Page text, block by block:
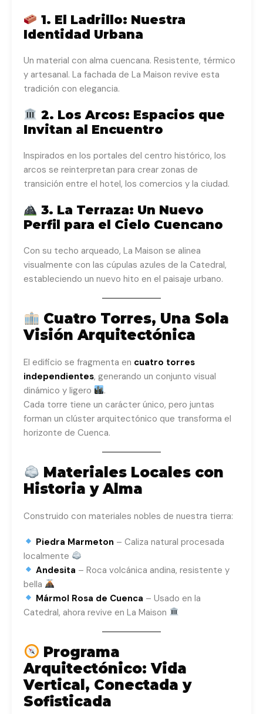
1. El Ladrillo: Nuestra
Identidad Urbana
Un material con alma cuencana. Resistente, térmico
y artesanal. La fachada de La Maison revive esta
tradición con elegancia.
2. Los Arcos: Espacios que
Invitan al Encuentro
Inspirados en los portales del centro histórico, los
arcos se reinterpretan para crear zonas de
transición entre el hotel, los comercios y la ciudad.
3. La Terraza: Un Nuevo
Perfil para el Cielo Cuencano
Con su techo arqueado, La Maison se alinea
visualmente con las cúpulas azules de la Catedral,
estableciendo un nuevo hito en el paisaje urbano.
Cuatro Torres, Una Sola
Visión Arquitectónica
El edificio se fragmenta en cuatro torres
independientes, generando un conjunto visual
dinámico y ligero
.
Cada torre tiene un carácter único, pero juntas
forman un clúster arquitectónico que transforma el
horizonte de Cuenca.
Materiales Locales con
Historia y Alma
Construido con materiales nobles de nuestra tierra:
Piedra Marmeton – Caliza natural procesada
localmente
Andesita – Roca volcánica andina, resistente y
bella
Mármol Rosa de Cuenca – Usado en la
Catedral, ahora revive en La Maison
Programa
Arquitectónico: Vida
Vertical, Conectada y
Sofisticada